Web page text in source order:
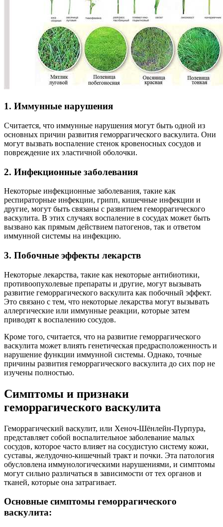
1. Иммунные нарушения
Считается, что иммунные нарушения могут быть одной из
основных причин развития геморрагического васкулита. Они
могут вызвать воспаление стенок кровеносных сосудов и
повреждение их эластичной оболочки.
2. Инфекционные заболевания
Некоторые инфекционные заболевания, такие как
респираторные инфекции, грипп, кишечные инфекции и
другие, могут быть связаны с развитием геморрагического
васкулита. В этих случаях воспаление в сосудах может быть
вызвано как прямым действием патогенов, так и ответом
иммунной системы на инфекцию.
3. Побочные эффекты лекарств
Некоторые лекарства, такие как некоторые антибиотики,
противоопухолевые препараты и другие, могут вызывать
развитие геморрагического васкулита как побочный эффект.
Это связано с тем, что некоторые лекарства могут вызывать
аллергические или иммунные реакции, которые затем
приводят к воспалению сосудов.
Кроме того, считается, что на развитие геморрагического
васкулита может влиять генетическая предрасположенность и
нарушение функции иммунной системы. Однако, точные
причины развития геморрагического васкулита до сих пор не
изучены полностью.
Симптомы и признаки
геморрагического васкулита
Геморрагический васкулит, или Хеноч-Шёнлейн-Пурпура,
представляет собой воспалительное заболевание малых
сосудов, которое часто влияет на сосудистую систему кожи,
суставы, желудочно-кишечный тракт и почки. Эта патология
обусловлена иммунологическими нарушениями, и симптомы
могут сильно различаться в зависимости от тех органов и
тканей, которые она затрагивает.
Основные симптомы геморрагического
васкулита: